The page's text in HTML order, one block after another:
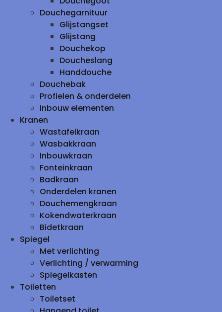
Douchegarnituur
Glijstangset
Glijstang
Douchekop
Doucheslang
Handdouche
Douchebak
Profielen & onderdelen
Inbouw elementen
Kranen
Wastafelkraan
Wasbakkraan
Inbouwkraan
Fonteinkraan
Badkraan
Onderdelen kranen
Douchemengkraan
Kokendwaterkraan
Bidetkraan
Spiegel
Met verlichting
Verlichting / verwarming
Spiegelkasten
Toiletten
Toiletset